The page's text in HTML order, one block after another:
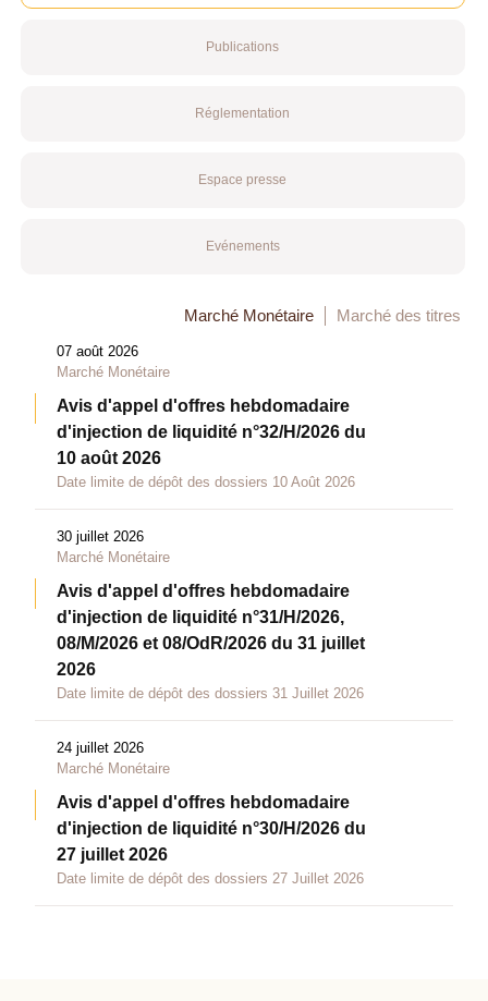
Publications
Réglementation
Espace presse
Evénements
Marché Monétaire Marché des titres
07 août 2026
Marché Monétaire
Avis d'appel d'offres hebdomadaire
d'injection de liquidité n°32/H/2026 du
10 août 2026
Date limite de dépôt des dossiers 10 Août 2026
30 juillet 2026
Marché Monétaire
Avis d'appel d'offres hebdomadaire
d'injection de liquidité n°31/H/2026,
08/M/2026 et 08/OdR/2026 du 31 juillet
2026
Date limite de dépôt des dossiers 31 Juillet 2026
24 juillet 2026
Marché Monétaire
Avis d'appel d'offres hebdomadaire
d'injection de liquidité n°30/H/2026 du
27 juillet 2026
Date limite de dépôt des dossiers 27 Juillet 2026